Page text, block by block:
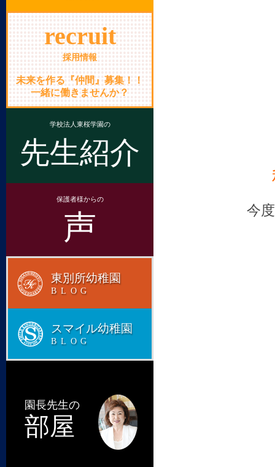
今
recruit
採用情報
未来を作る『仲間』募集！！
一緒に働きませんか？
学校法人東桜学園の
先生紹介
保護者様からの
声
東別所幼稚園
BLOG
スマイル幼稚園
BLOG
園長先生の
部屋